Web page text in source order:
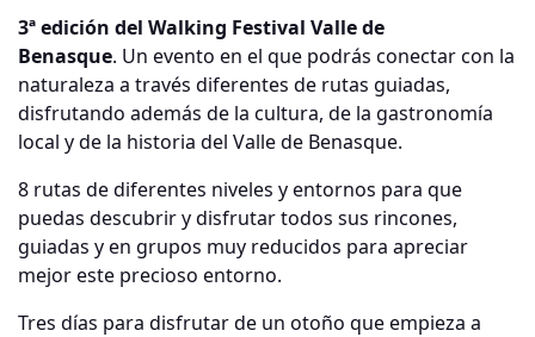
3ª edición del Walking Festival Valle de
Benasque. Un evento en el que podrás conectar con la
naturaleza a través diferentes de rutas guiadas,
disfrutando además de la cultura, de la gastronomía
local y de la historia del Valle de Benasque.
8 rutas de diferentes niveles y entornos para que
puedas descubrir y disfrutar todos sus rincones,
guiadas y en grupos muy reducidos para apreciar
mejor este precioso entorno.
Tres días para disfrutar de un otoño que empieza a